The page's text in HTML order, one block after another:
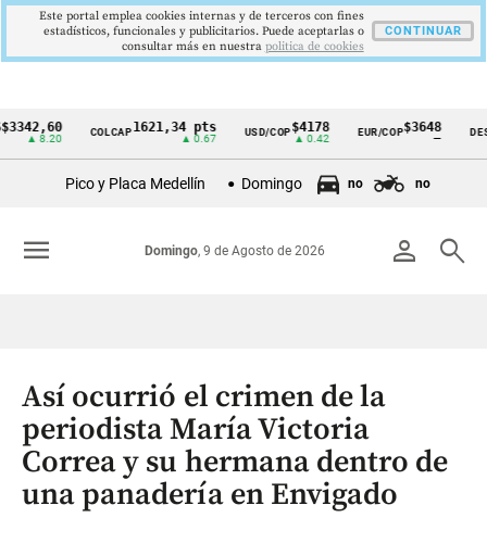
Cintillo
Colombia
COLCAP1621,34 pts USD/COP$4178
▲ 0.42
EUR/COP$3648
—
Pico y Placa Medellín Domingo no no
person search
Domingo, 9 de Agosto de 2026
menu
Así ocurrió el crimen de la
periodista María Victoria
Correa y su hermana dentro de
una panadería en Envigado
Este portal emplea cookies internas y de terceros con fines
estadísticos, funcionales y publicitarios. Puede aceptarlas o
consultar más en nuestra politica de cookies
CONTINUAR